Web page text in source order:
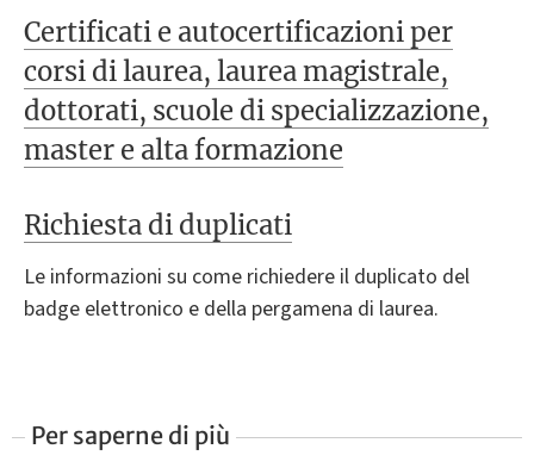
Certificati e autocertificazioni per
corsi di laurea, laurea magistrale,
dottorati, scuole di specializzazione,
master e alta formazione
Richiesta di duplicati
Le informazioni su come richiedere il duplicato del
badge elettronico e della pergamena di laurea.
Per saperne di più